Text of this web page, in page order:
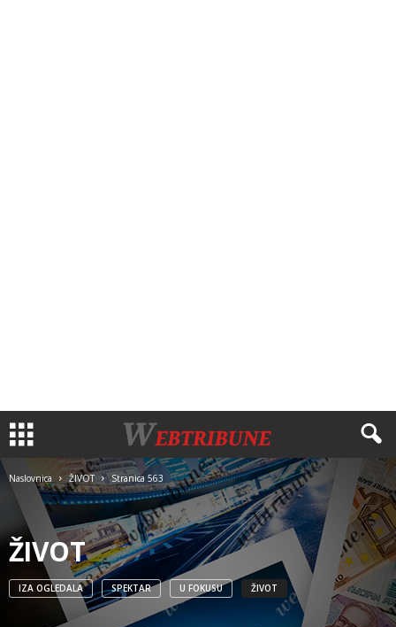
Naslovnica ŽIVOT Stranica 563
ŽIVOT
IZA OGLEDALA SPEKTAR U FOKUSU ŽIVOT